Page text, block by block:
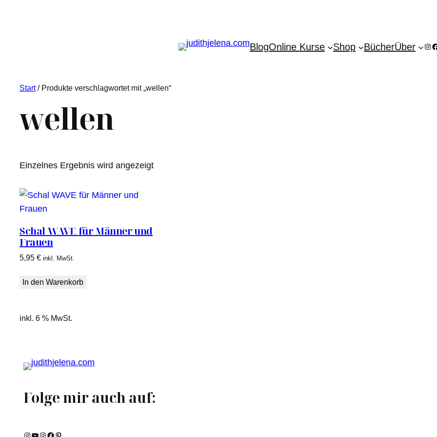
BlogOnline Kurse Shop BücherÜber
Start/ Produkte verschlagwortet mit „wellen“
wellen
Einzelnes Ergebnis wird angezeigt
Schal WAVE für Männer und
Frauen
5,95 € inkl. MwSt.
In den Warenkorb
inkl. 6 % MwSt.
Folge mir auch auf:
Instagram YouTube Instagram Facebook Pinterest